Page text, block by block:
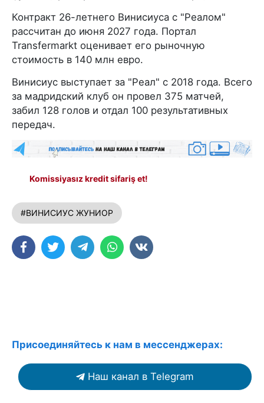
Контракт 26-летнего Винисиуса с "Реалом"
рассчитан до июня 2027 года. Портал
Transfermarkt оценивает его рыночную
стоимость в 140 млн евро.
Винисиус выступает за "Реал" с 2018 года. Всего
за мадридский клуб он провел 375 матчей,
забил 128 голов и отдал 100 результативных
передач.
Komissiyasız kredit sifariş et!
#ВИНИСИУС ЖУНИОР
Присоединяйтесь к нам в мессенджерах:
Наш канал в Telegram